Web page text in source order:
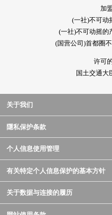
加
(一社)不可动
(一社)不可动摇的
(国营公司)首都圈
许可
国土交通大
关于我们
隱私保护条款
个人信息使用管理
有关特定个人信息保护的基本方针
关于数据与连接的履历